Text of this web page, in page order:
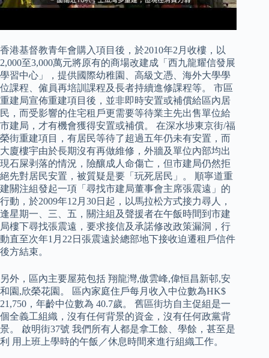
香港基督教青年會購入項目後，於2010年2月收樓，以
2,000至3,000萬元將原有的商場改建成「西九龍耀信發展
學習中心」，提供國際幼稚園、高級文憑、海外大學學
位課程、僱員再培訓課程及長者持續進修課程等。 市區
重建局宣佈重建項目後，並非即時安置或補償給區內居
民，而受影響的住宅租戶更需要等待業主先出售單位給
市建局，才有機會獲得安置或補償。 在深水埗東京街/福
榮街重建項目，有居民等待了超過五年仍未有安置，而
大廈樓宇由於長期沒有再做維修，外牆及單位內部均出
現石屎剥落的情況，險釀成人命傷亡，但市建局仍然拒
絕先對居民安置，被質疑是要「玩死居民」。 順寧道重
建關注組發起一項「尋找市建局董事會主席張震遠」的
行動，於2009年12月30日起，以馬拉松方式接力尋人，
逢星期一、三、五，關注組及聲援者在午飯時間到市建
局樓下尋找張震遠，要求接信及承諾修改政策漏洞，行
動直至次年1月22日張震遠於總部地下接收迫遷租戶信件
後方結束。
另外，區內主要屋苑包括 翔龍灣,傲雲峰,偉恒昌新邨,安
和園,欣榮花園。 區內家庭住戶每月收入中位數為HK$
21,750，年齡中位數為 40.7歲。 舊區街坊自主促組是一
個全義工組織，沒有任何背景的資金，沒有任何政黨背
景。 啟明街37號 我們所有人都是拿工餘、學餘，甚至是
利 用上班上學時的午飯／休息時間來進行組織工作。